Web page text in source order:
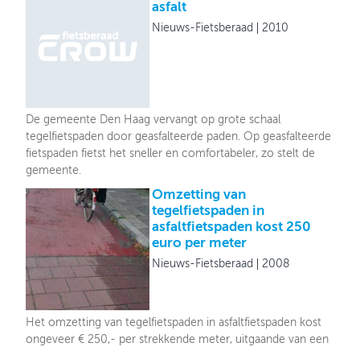
asfalt
Nieuws-Fietsberaad 2010
De gemeente Den Haag vervangt op grote schaal
tegelfietspaden door geasfalteerde paden. Op geasfalteerde
fietspaden fietst het sneller en comfortabeler, zo stelt de
gemeente.
Omzetting van
tegelfietspaden in
asfaltfietspaden kost 250
euro per meter
Nieuws-Fietsberaad 2008
Het omzetting van tegelfietspaden in asfaltfietspaden kost
ongeveer € 250,- per strekkende meter, uitgaande van een